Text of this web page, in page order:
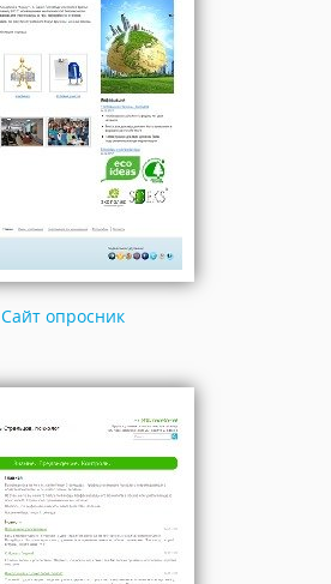
Сайт опросник